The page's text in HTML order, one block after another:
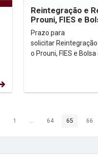
Reintegração e
Prouni, FIES e
Assistência
Prazo para
solicitar
o Prouni, FIES e
Página
1 ...Páginas intermediárias
Página
64 Página
65 66